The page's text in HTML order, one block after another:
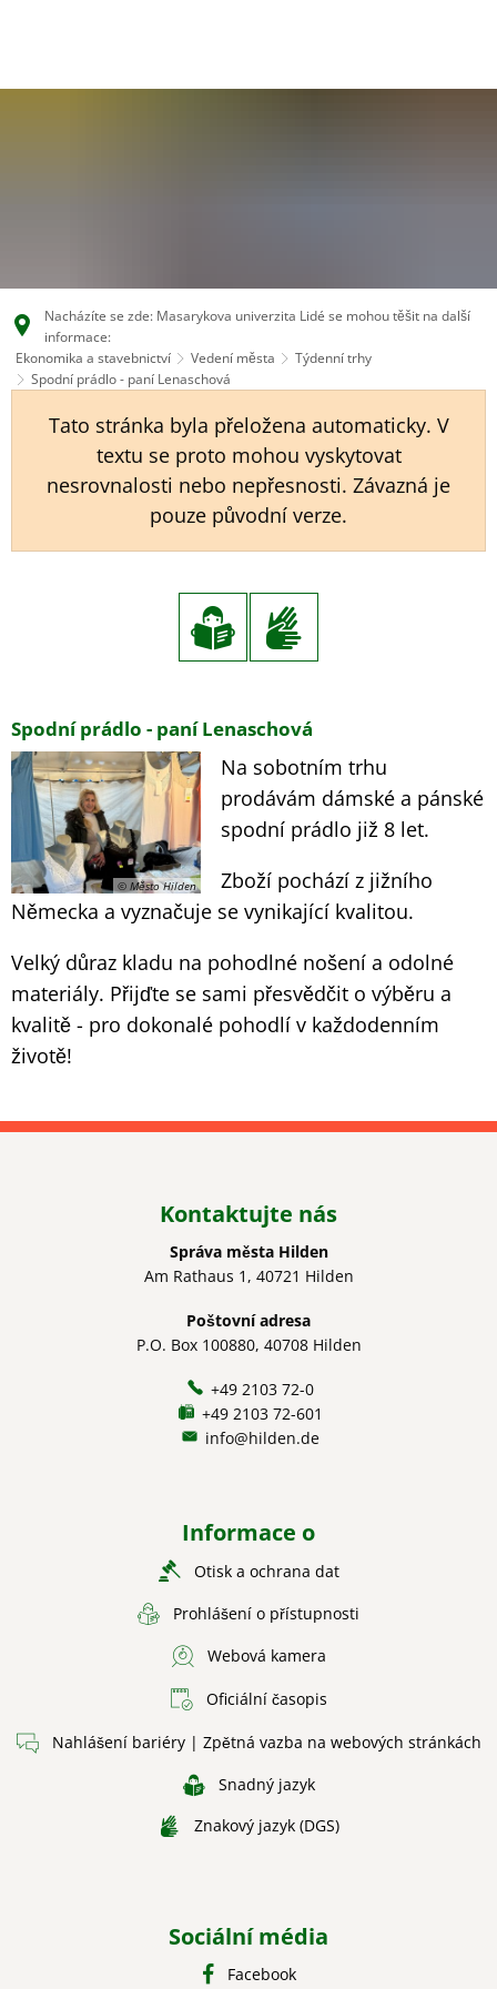
CS
Nacházíte se zde: Masarykova univerzita Lidé se mohou těšit na další
informace:
Ekonomika a stavebnictví
Vedení města
Týdenní trhy
Spodní prádlo - paní Lenaschová
Tato stránka byla přeložena automaticky. V
textu se proto mohou vyskytovat
nesrovnalosti nebo nepřesnosti. Závazná je
pouze původní verze.
Spodní
prádlo
paní
Lenaschová
Spodní prádlo - paní Lenaschová
© Město Hilden
Na sobotním trhu
prodávám dámské a pánské
spodní prádlo již 8 let.
Zboží pochází z jižního
Německa a vyznačuje se vynikající kvalitou.
Velký důraz kladu na pohodlné nošení a odolné
materiály. Přijďte se sami přesvědčit o výběru a
kvalitě - pro dokonalé pohodlí v každodenním
životě!
Kontaktujte nás
Správa města Hilden
Am Rathaus 1, 40721 Hilden
Poštovní adresa
P.O. Box 100880, 40708 Hilden
+49 2103 72-0
+49 2103 72-601
info@hilden.de
Informace o
Otisk a ochrana dat
Prohlášení o přístupnosti
Webová kamera
Oficiální časopis
Nahlášení bariéry | Zpětná vazba na webových stránkách
Snadný jazyk
Znakový jazyk (DGS)
Sociální média
Facebook